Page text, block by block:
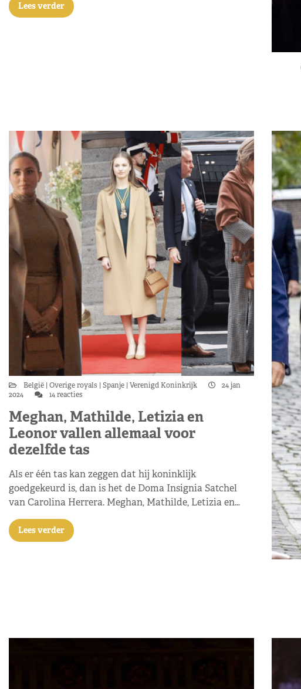
Lees verder
België Overige royals Spanje Verenigd Koninkrijk
24 jan
2024
14 reacties
Meghan, Mathilde, Letizia en
Leonor vallen allemaal voor
dezelfde tas
Als er één tas kan zeggen dat hij koninklijk
goedgekeurd is, dan is het de Doma Insignia Satchel
van Carolina Herrera. Meghan, Mathilde, Letizia en…
Lees verder